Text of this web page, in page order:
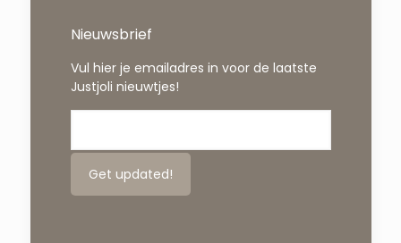
Nieuwsbrief
Vul hier je emailadres in voor de laatste
Justjoli nieuwtjes!